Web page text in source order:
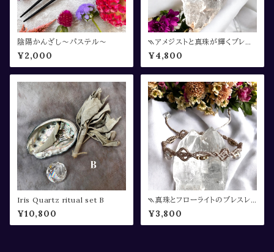
陰陽かんざし〜パステル〜
¥2,000
⳹アメジストと真珠が輝くブレス
レット⳼
¥4,800
Iris Quartz ritual set B
¥10,800
⳹真珠とフローライトのブレスレッ
ト⳼
¥3,800